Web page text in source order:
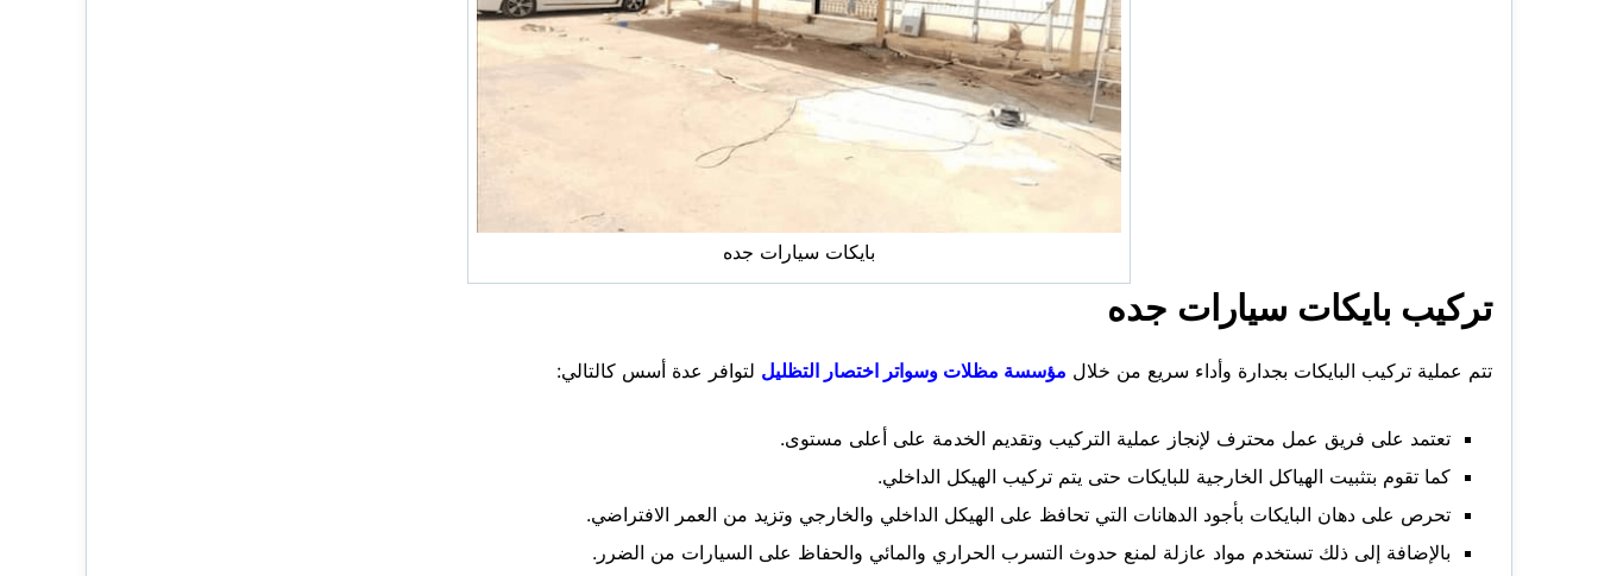
بايكات سيارات جده
تركيب بايكات سيارات جده
تتم عملية تركيب البايكات بجدارة وأداء سريع من خلال مؤسسة مظلات وسواتر اختصار التظليل لتوافر عدة أسس كالتالي:
تعتمد على فريق عمل محترف لإنجاز عملية التركيب وتقديم الخدمة على أعلى مستوى.
كما تقوم بتثبيت الهياكل الخارجية للبايكات حتى يتم تركيب الهيكل الداخلي.
تحرص على دهان البايكات بأجود الدهانات التي تحافظ على الهيكل الداخلي والخارجي وتزيد من العمر الافتراضي.
بالإضافة إلى ذلك تستخدم مواد عازلة لمنع حدوث التسرب الحراري والمائي والحفاظ على السيارات من الضرر.